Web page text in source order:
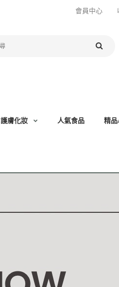
會員中心
護膚化妝 人氣食品 精